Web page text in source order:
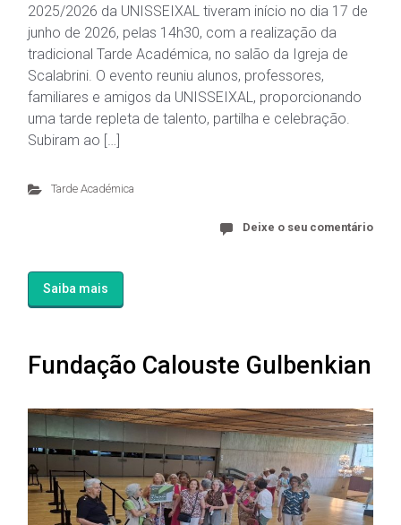
2025/2026 da UNISSEIXAL tiveram início no dia 17 de
junho de 2026, pelas 14h30, com a realização da
tradicional Tarde Académica, no salão da Igreja de
Scalabrini. O evento reuniu alunos, professores,
familiares e amigos da UNISSEIXAL, proporcionando
uma tarde repleta de talento, partilha e celebração.
Subiram ao […]
Tarde Académica
Deixe o seu comentário
Saiba mais
Fundação Calouste Gulbenkian